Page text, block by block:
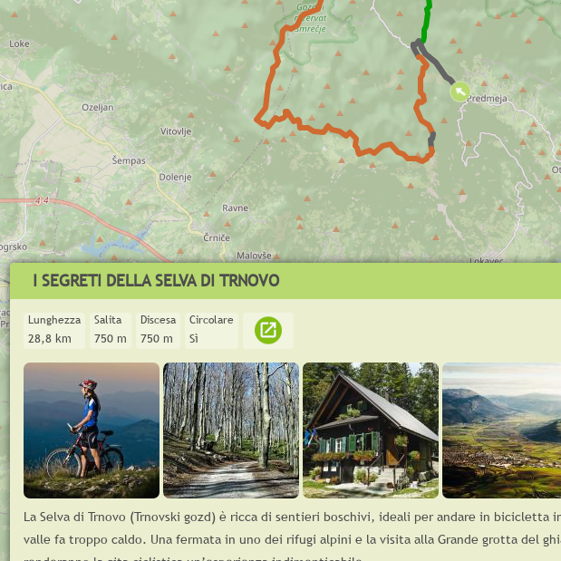
I SEGRETI DELLA SELVA DI TRNOVO
Lunghezza
28,8 km
Salita
750 m
Discesa
750 m
Circolare
Sì
La Selva di Trnovo (Trnovski gozd) è ricca di sentieri boschivi, ideali per andare in bicicletta
valle fa troppo caldo. Una fermata in uno dei rifugi alpini e la visita alla Grande grotta del